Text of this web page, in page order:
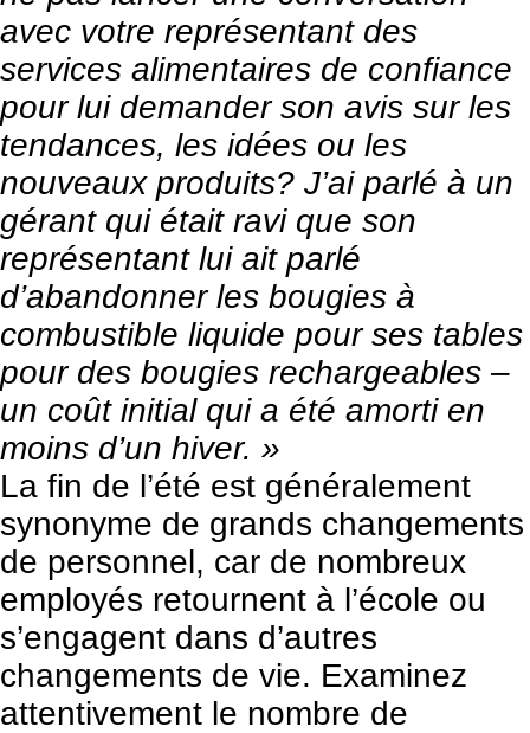
avec votre représentant des
services alimentaires de confiance
pour lui demander son avis sur les
tendances, les idées ou les
nouveaux produits? J’ai parlé à un
gérant qui était ravi que son
représentant lui ait parlé
d’abandonner les bougies à
combustible liquide pour ses tables
pour des bougies rechargeables –
un coût initial qui a été amorti en
moins d’un hiver. »
La fin de l’été est généralement
synonyme de grands changements
de personnel, car de nombreux
employés retournent à l’école ou
s’engagent dans d’autres
changements de vie. Examinez
attentivement le nombre de